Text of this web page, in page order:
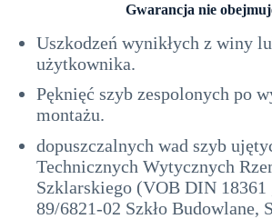
Gwarancja nie
Uszkodzeń wynikłych z winy
użytkownika.
Pęknięć szyb zespolonych po
montażu.
dopuszczalnych wad szyb
Technicznych Wytycznych
Szklarskiego (VOB DIN 18361
89/6821-02 Szkło Budowlane,